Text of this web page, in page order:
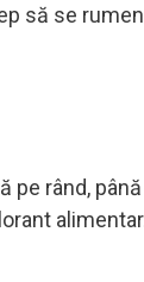
să se
pe rând,